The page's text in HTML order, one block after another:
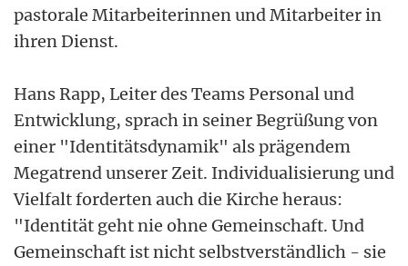
pastorale Mitarbeiterinnen und Mitarbeiter in
ihren Dienst.
Hans Rapp, Leiter des Teams Personal und
Entwicklung, sprach in seiner Begrüßung von
einer "Identitätsdynamik" als prägendem
Megatrend unserer Zeit. Individualisierung und
Vielfalt forderten auch die Kirche heraus:
"Identität geht nie ohne Gemeinschaft. Und
Gemeinschaft ist nicht selbstverständlich - sie